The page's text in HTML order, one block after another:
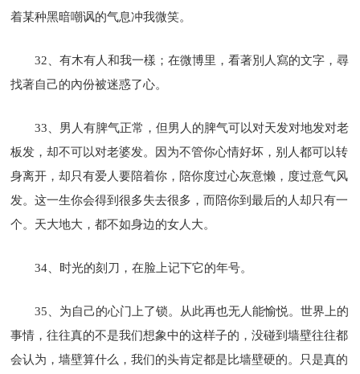
着某种黑暗嘲讽的气息冲我微笑。
32、有木有人和我一樣；在微博里，看著別人寫的文字，尋
找著自己的內份被迷惑了心。
33、男人有脾气正常，但男人的脾气可以对天发对地发对老
板发，却不可以对老婆发。因为不管你心情好坏，别人都可以转
身离开，却只有爱人要陪着你，陪你度过心灰意懒，度过意气风
发。这一生你会得到很多失去很多，而陪你到最后的人却只有一
个。天大地大，都不如身边的女人大。
34、时光的刻刀，在脸上记下它的年号。
35、为自己的心门上了锁。从此再也无人能愉悦。世界上的
事情，往往真的不是我们想象中的这样子的，没碰到墙壁往往都
会认为，墙壁算什么，我们的头肯定都是比墙壁硬的。只是真的